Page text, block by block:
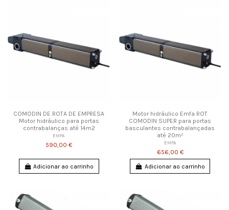
COMODIN DE ROTA DE EMPRESA
Motor hidráulico para portas
contrabalanças até 14m2
EMFA
590,00 €
Adicionar ao carrinho
Motor hidráulico Emfa ROT
COMODIN SUPER para portas
basculantes contrabalançadas
até 20m²
EMFA
656,00 €
Adicionar ao carrinho